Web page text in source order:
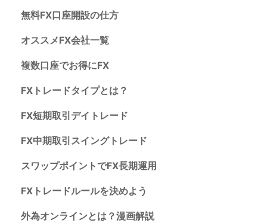
無料FX口座開設の仕方
オススメFX会社一覧
複数口座でお得にFX
FXトレードタイプとは？
FX短期取引デイトレード
FX中期取引スイングトレード
スワップポイントでFX長期運用
FXトレードルールを決めよう
外為オンラインとは？漫画解説